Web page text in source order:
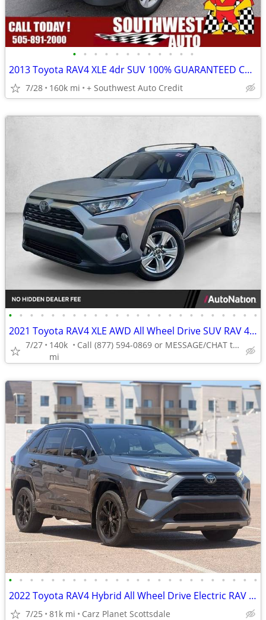
• • • • • • • • • • • •
2013 Toyota RAV4 XLE 4dr SUV 100% GUARANTEED CREDIT APPROVAL!
7/28 160k mi + Southwest Auto Credit
• • • • • • • • • • • • • • • • • • • • • • • •
2021 Toyota RAV4 XLE AWD All Wheel Drive SUV RAV 4 AUTONATION
7/27
140k
mi
Call (877) 594-0869 or MESSAGE/CHAT to confirm availability
• • • • • • • • • • • • • • • • • • • • • • • •
2022 Toyota RAV4 Hybrid All Wheel Drive Electric RAV 4 XSE SUV LOCAL TRADE IN T
7/25 81k mi Carz Planet Scottsdale